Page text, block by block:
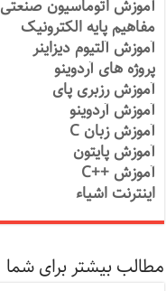
آموزش اتوماسیون صنعتی
مفاهیم پایه الکترونیک
آموزش آلتیوم دیزاینر
پروژه های آردوینو
آموزش رزبری پای
آموزش آردوینو
آموزش زبان C
آموزش پایتون
آموزش ++C
اینترنت اشیاء
مطالب بیشتر برای شما